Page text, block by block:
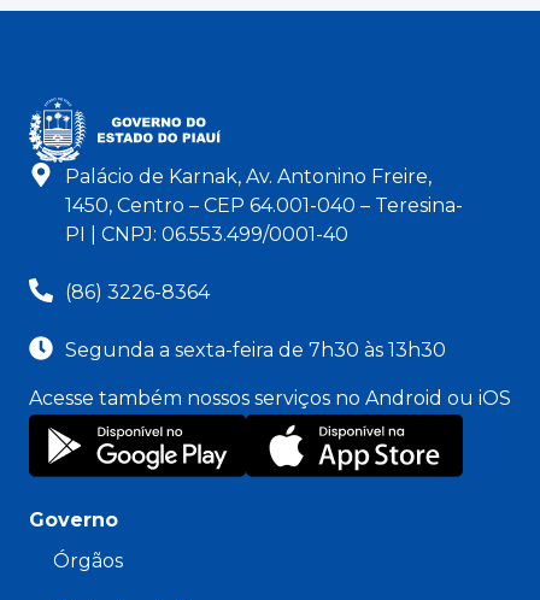
Palácio de Karnak, Av. Antonino Freire,
1450, Centro – CEP 64.001-040 – Teresina-
PI | CNPJ: 06.553.499/0001-40
(86) 3226-8364
Segunda a sexta-feira de 7h30 às 13h30
Acesse também nossos serviços no Android ou iOS
Governo
Órgãos